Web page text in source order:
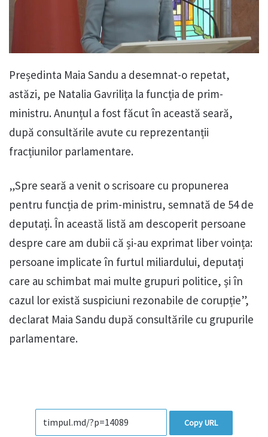
Președinta Maia Sandu a desemnat-o repetat,
astăzi, pe Natalia Gavrilița la funcția de prim-
ministru. Anunțul a fost făcut în această seară,
după consultările avute cu reprezentanții
fracțiunilor parlamentare.
„Spre seară a venit o scrisoare cu propunerea
pentru funcția de prim-ministru, semnată de 54 de
deputați. În această listă am descoperit persoane
despre care am dubii că și-au exprimat liber voința:
persoane implicate în furtul miliardului, deputați
care au schimbat mai multe grupuri politice, și în
cazul lor există suspiciuni rezonabile de corupție”,
declarat Maia Sandu după consultările cu grupurile
parlamentare.
Copy URL